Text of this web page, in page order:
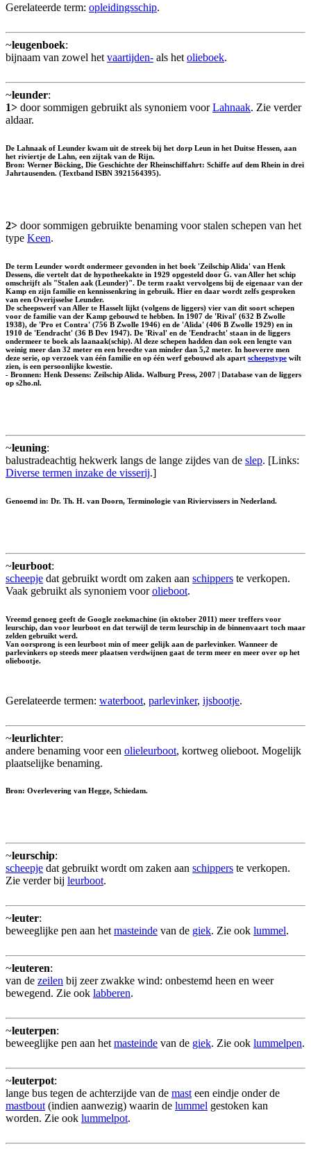
Gerelateerde term: opleidingsschip.
~leugenboek:
bijnaam van zowel het vaartijden- als het olieboek.
~leunder:
1> door sommigen gebruikt als synoniem voorLahnaak. Zie verder
aldaar.
De Lahnaak of Leunder kwam uit de streek bij het dorp Leun in het Duitse Hessen, aan
het riviertje de Lahn, een zijtak van de Rijn.
Bron: Werner Böcking, Die Geschichte der Rheinschiffahrt: Schiffe auf dem Rhein in drei
Jahrtausenden. (Textband ISBN 3921564395).
2> door sommigen gebruikte benaming voor stalen schepen van het
type Keen.
De term Leunder wordt ondermeer gevonden in het boek 'Zeilschip Alida' van Henk
Dessens, die vertelt dat de hypotheekakte in 1929 opgesteld door G. van Aller het schip
omschrijft als "Stalen aak (Leunder)". De term raakt vervolgens bij de eigenaar van der
Kamp en zijn familie en kennissenkring in gebruik. Hier en daar wordt zelfs gesproken
van een Overijsselse Leunder.
De scheepswerf van Aller te Hasselt lijkt (volgens de liggers) vier van dit soort schepen
voor de familie van der Kamp gebouwd te hebben. In 1907 de 'Rival' (632 B Zwolle
1938), de 'Pro et Contra' (756 B Zwolle 1946) en de 'Alida' (406 B Zwolle 1929) en in
1910 de 'Eendracht' (36 B Dev 1947). De 'Rival' en de 'Eendracht' staan in de liggers
ondermeer te boek als laanaak(schip). Al deze schepen hadden dan ook een lengte van
weinig meer dan 32 meter en een breedte van minder dan 5,2 meter. In hoeverre men
deze serie, op verzoek van één familie en op één werf gebouwd als apart scheepstype wilt
zien, is een persoonlijke kwestie.
- Bronnen: Henk Dessens: Zeilschip Alida. Walburg Press, 2007 | Database van de liggers
op s2ho.nl.
~leuning:
balustradeachtig hekwerk langs de lange zijdes van de slep. [Links:
Diverse termen inzake de visserij.]
Genoemd in: Dr. Th. H. van Doorn, Terminologie van Riviervissers in Nederland.
~leurboot:
scheepje dat gebruikt wordt om zaken aan schippers te verkopen.
Vaak gebruikt als synoniem voorolieboot.
Vreemd genoeg geeft de Google zoekmachine (in oktober 2011) meer treffers voor
leurschip, dan voor leurboot en dat terwijl de term leurschip in de binnenvaart toch maar
zelden gebruikt werd.
Van oorsprong is een leurboot min of meer gelijk aan de parlevinker. Wanneer de
parlevinkers op steeds meer plaatsen verdwijnen gaat de term meer en meer over op het
oliebootje.
Gerelateerde termen: waterboot, parlevinker, ijsbootje.
~leurlichter:
andere benaming voor een olieleurboot, kortweg olieboot. Mogelijk
plaatselijke benaming.
Bron: Overlevering van Hegge, Schiedam.
~leurschip:
scheepje dat gebruikt wordt om zaken aan schippers te verkopen.
Zie verder bij leurboot.
~leuter:
beweeglijke pen aan hetmasteinde van de giek. Zie ook lummel.
~leuteren:
van de zeilen bij zeer zwakke wind: onbestemd heen en weer
bewegend. Zie ook labberen.
~leuterpen:
beweeglijke pen aan hetmasteinde van de giek. Zie ook lummelpen.
~leuterpot:
lange bus tegen de achterzijde van de masteen eindje onder de
mastbout(indien aanwezig) waarin de lummel gestoken kan
worden. Zie ook lummelpot.